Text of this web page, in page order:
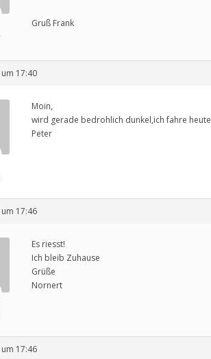
Gruß Frank
17:40
Moin,
wird gerade bedrohlich dunkel,ich fahre heute
Peter
17:46
Es riesst!
Ich bleib Zuhause
Grüße
Nornert
17:46